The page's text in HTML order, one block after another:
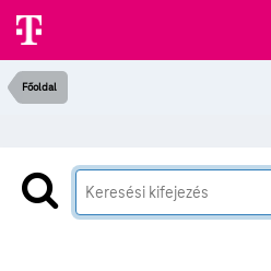
Főoldal